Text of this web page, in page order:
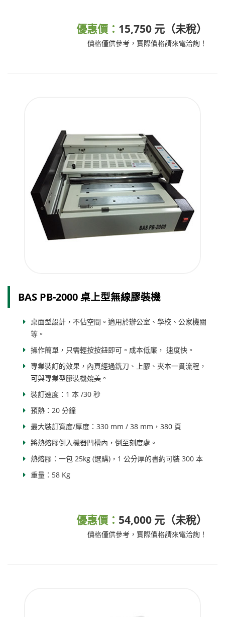
優惠價： 15,750 元（未稅）
價格僅供參考，實際價格請來電洽詢！
BAS PB-2000 桌上型無線膠裝機
桌面型設計，不佔空間。適用於辦公室、學校、公家機關
等。
操作簡單，只需輕按按鈕即可。成本低廉， 速度快。
專業裝訂的效果，內頁經過銑刀、上膠、夾本一貫流程，
可與專業型膠裝機媲美。
裝訂速度：1 本 /30 秒
預熱：20 分鐘
最大裝訂寬度/厚度：330 mm / 38 mm，380 頁
將熱熔膠倒入機器凹槽內，倒至刻度處。
熱熔膠：一包 25kg (選購)，1 公分厚的書約可裝 300 本
重量：58 Kg
優惠價： 54,000 元（未稅）
價格僅供參考，實際價格請來電洽詢！